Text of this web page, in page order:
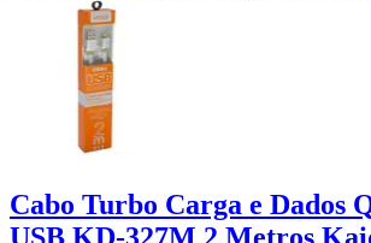
Cabo Turbo Carga e Dados